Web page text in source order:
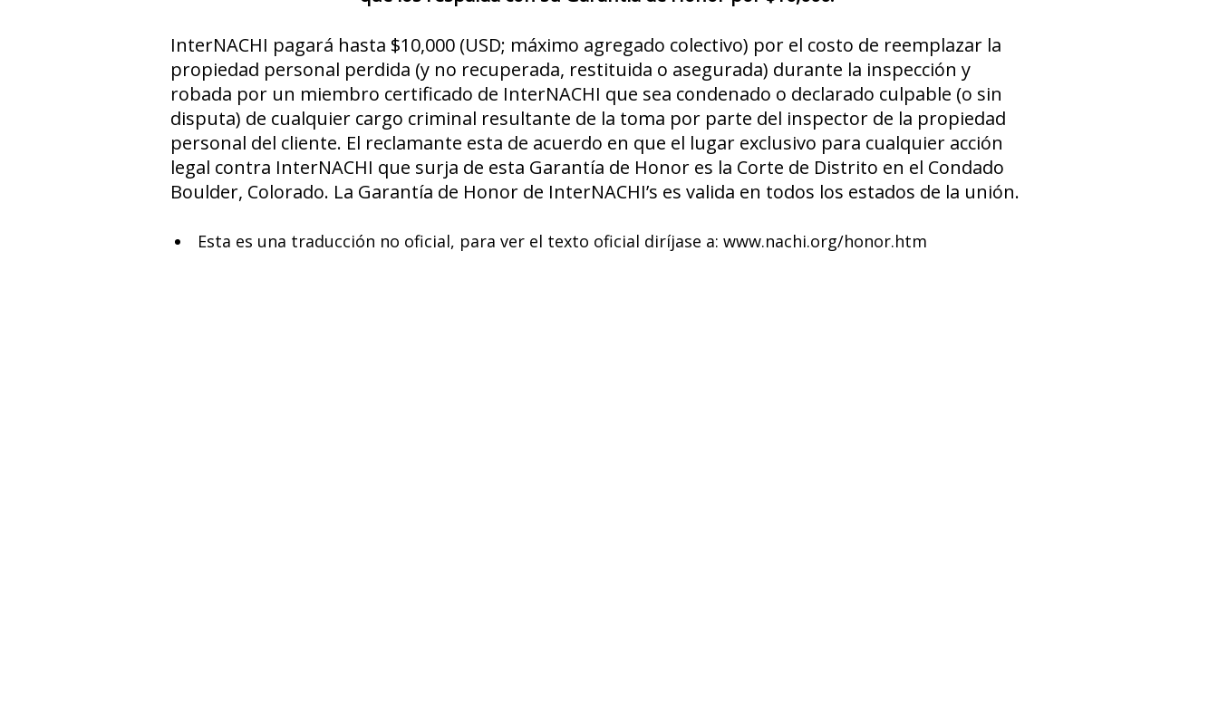
InterNACHI pagará hasta $10,000 (USD; máximo agregado colectivo) por el costo de reemplazar la
propiedad personal perdida (y no recuperada, restituida o asegurada) durante la inspección y
robada por un miembro certificado de InterNACHI que sea condenado o declarado culpable (o sin
disputa) de cualquier cargo criminal resultante de la toma por parte del inspector de la propiedad
personal del cliente. El reclamante esta de acuerdo en que el lugar exclusivo para cualquier acción
legal contra InterNACHI que surja de esta Garantía de Honor es la Corte de Distrito en el Condado
Boulder, Colorado. La Garantía de Honor de InterNACHI’s es valida en todos los estados de la unión.
Esta es una traducción no oficial, para ver el texto oficial diríjase a: www.nachi.org/honor.htm